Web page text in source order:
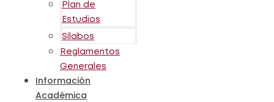
Plan de
Estudios
Sílabos
Reglamentos
Generales
Información
Académica